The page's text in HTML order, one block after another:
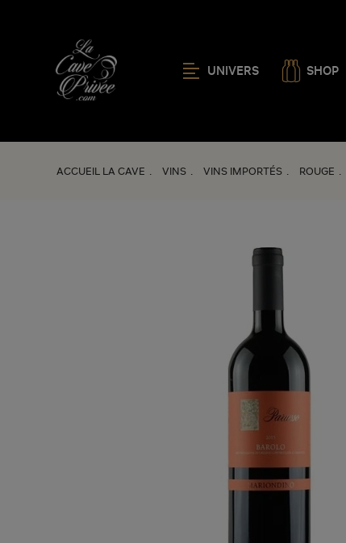
UNIVERS SHOP
ACCUEIL LA CAVE VINS VINS IMPORTÉS ROUGE